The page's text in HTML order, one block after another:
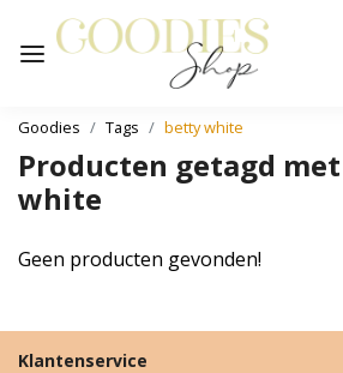
Goodies Tags betty white
Producten getagd
white
Geen producten gevonden!
Klantenservice